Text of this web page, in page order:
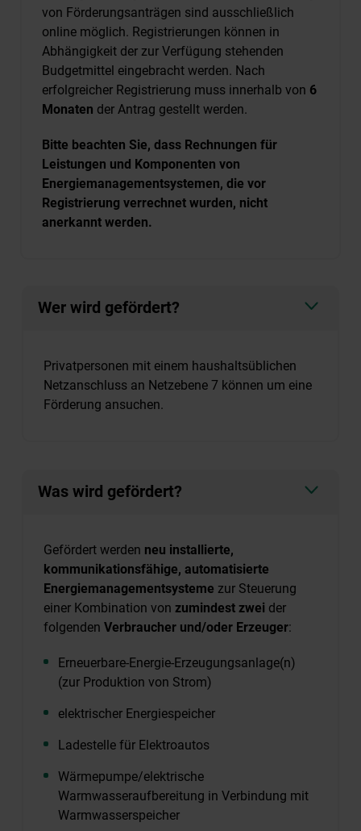
von Förderungsanträgen sind ausschließlich
online möglich. Registrierungen können in
Abhängigkeit der zur Verfügung stehenden
Budgetmittel eingebracht werden. Nach
erfolgreicher Registrierung muss innerhalb von 6
Monaten der Antrag gestellt werden.
Bitte beachten Sie, dass Rechnungen für
Leistungen und Komponenten von
Energiemanagementsystemen, die vor
Registrierung verrechnet wurden, nicht
anerkannt werden.
Wer wird gefördert?
Privatpersonen mit einem haushaltsüblichen
Netzanschluss an Netzebene 7 können um eine
Förderung ansuchen.
Was wird gefördert?
Gefördert werden neu installierte,
kommunikationsfähige, automatisierte
Energiemanagementsysteme zur Steuerung
einer Kombination von zumindest zwei der
folgenden Verbraucher und/oder Erzeuger:
Erneuerbare-Energie-Erzeugungsanlage(n)
(zur Produktion von Strom)
elektrischer Energiespeicher
Ladestelle für Elektroautos
Wärmepumpe/elektrische
Warmwasseraufbereitung in Verbindung mit
Warmwasserspeicher